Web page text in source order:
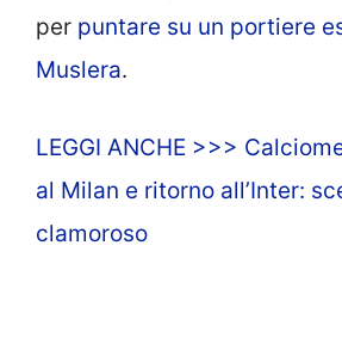
per puntare su un portiere
Muslera.
LEGGI ANCHE >>>
al Milan e ritorno all’Inter:
clamoroso